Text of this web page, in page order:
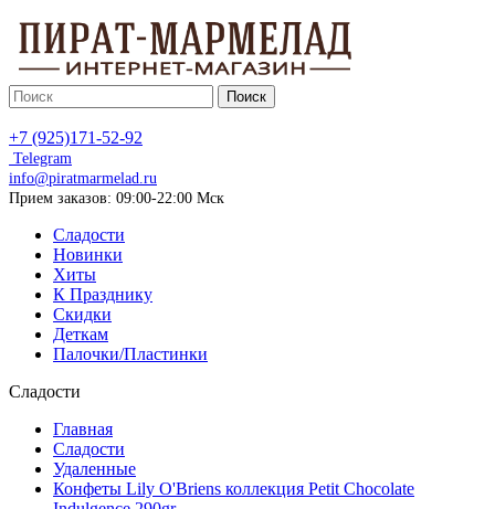
Поиск
+7 (925)171-52-92
Telegram
info@piratmarmelad.ru
Прием заказов: 09:00-22:00 Мск
Сладости
Новинки
Хиты
К Празднику
Скидки
Деткам
Палочки/Пластинки
Сладости
Главная
Сладости
Удаленные
Конфеты Lily O'Briens коллекция Petit Chocolate